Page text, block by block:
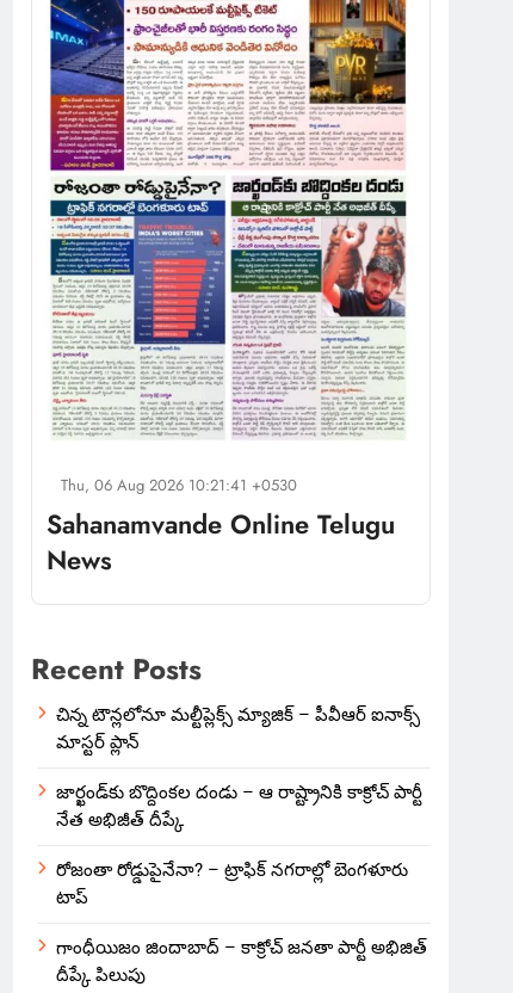
Thu, 06 Aug 2026 10:21:41 +0530
Sahanamvande Online Telugu
News
Recent Posts
చిన్న టౌన్లలోనూ మల్టీప్లెక్స్‌ మ్యాజిక్ – పీవీఆర్ ఐనాక్స్
మాస్టర్ ప్లాన్
జార్ఖండ్‌కు బొద్దింకల దండు – ఆ రాష్ట్రానికి కాక్రోచ్ పార్టీ
నేత అభిజీత్ దీప్కే
రోజంతా రోడ్డుపైనేనా? – ట్రాఫిక్ నగరాల్లో బెంగళూరు
టాప్
గాంధీయిజం జిందాబాద్ – కాక్రోచ్ జనతా పార్టీ అభిజిత్
దీప్కే పిలుపు